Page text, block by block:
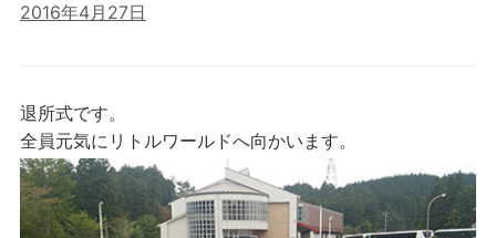
2016年4月27日
退所式です。
全員元気にリトルワールドへ向かいます。